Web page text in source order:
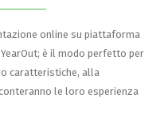
online su piattaforma
è il modo perfetto per
caratteristiche, alla
le loro esperienza